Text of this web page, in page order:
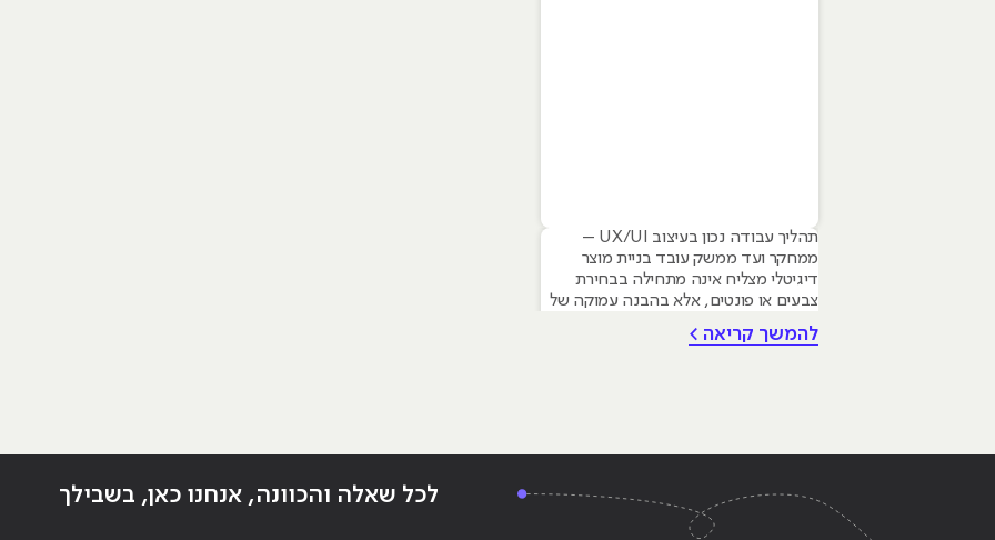
תהליך עבודה נכון בעיצוב UX/UI –
ממחקר ועד ממשק עובד בניית מוצר
דיגיטלי מצליח אינה מתחילה בבחירת
צבעים או פונטים, אלא בהבנה עמוקה של
צרכי המשתמש. עם זאת עיצוב גרפי הוא
להמשך קריאה >
לכל שאלה והכוונה, אנחנו כאן, בשבילך